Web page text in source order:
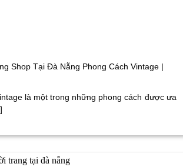
Shop Tại Đà Nẵng Phong Cách Vintage |
là một trong những phong cách được ưa